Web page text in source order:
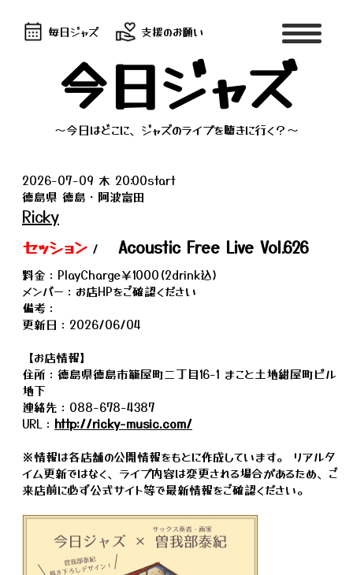
毎日ジャズ 支援のお願い
今日ジャズ
～今日はどこに、ジャズのライブを聴きに行く？～
2026-07-09 木 20:00start
徳島県 徳島・阿波富田
Ricky
セッション / Acoustic Free Live Vol.626
料金：PlayCharge￥1000(2drink込)
メンバー：お店HPをご確認ください
備考：
更新日：2026/06/04
【お店情報】
住所：徳島県徳島市籠屋町二丁目16-1 まこと土地紺屋町ビル
地下
連絡先：088-678-4387
URL： http://ricky-music.com/
※情報は各店舗の公開情報をもとに作成しています。 リアルタ
イム更新ではなく、ライブ内容は変更される場合があるため、ご
来店前に必ず公式サイト等で最新情報をご確認ください。